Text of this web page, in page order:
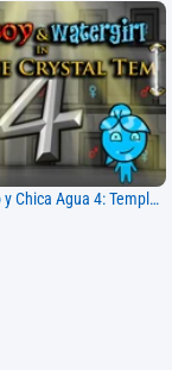
Chico Fuego y Chica Agua 4: Templo de Cristal